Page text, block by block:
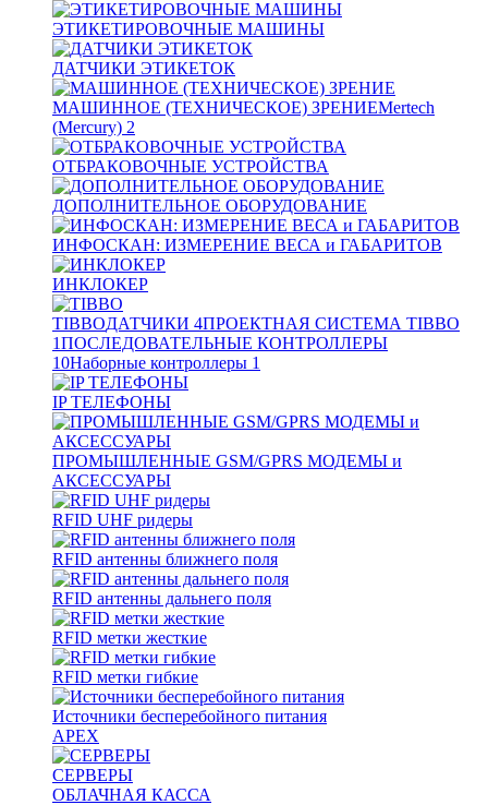
ЭТИКЕТИРОВОЧНЫЕ МАШИНЫ
ДАТЧИКИ ЭТИКЕТОК
МАШИННОЕ (ТЕХНИЧЕСКОЕ) ЗРЕНИЕMertech
(Mercury) 2
ОТБРАКОВОЧНЫЕ УСТРОЙСТВА
ДОПОЛНИТЕЛЬНОЕ ОБОРУДОВАНИЕ
ИНФОСКАН: ИЗМЕРЕНИЕ ВЕСА и ГАБАРИТОВ
ИНКЛОКЕР
TIBBOДАТЧИКИ 4ПРОЕКТНАЯ СИСТЕМА TIBBO
1ПОСЛЕДОВАТЕЛЬНЫЕ КОНТРОЛЛЕРЫ
10Наборные контроллеры 1
IP ТЕЛЕФОНЫ
ПРОМЫШЛЕННЫЕ GSM/GPRS МОДЕМЫ и
АКСЕССУАРЫ
RFID UHF ридеры
RFID антенны ближнего поля
RFID антенны дальнего поля
RFID метки жесткие
RFID метки гибкие
Источники бесперебойного питания
APEX
СЕРВЕРЫ
ОБЛАЧНАЯ КАССА